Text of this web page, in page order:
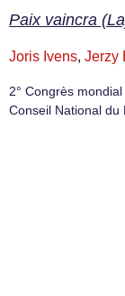
Paix vaincra
Joris Ivens, Jerzy
2° Congrès
Conseil National du